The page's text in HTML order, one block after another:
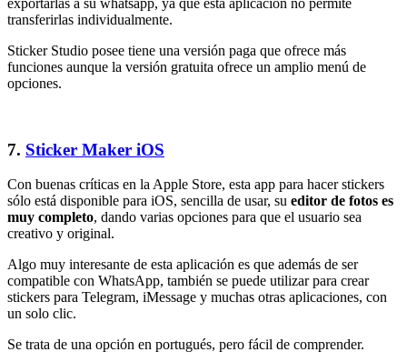
transferirlas individualmente.
Sticker Studio posee tiene una versión paga que ofrece más
funciones aunque la versión gratuita ofrece un amplio menú de
opciones.
7. Sticker Maker iOS
Con buenas críticas en la Apple Store, esta app para hacer stickers
sólo está disponible para iOS, sencilla de usar, su editor de fotos es
muy completo, dando varias opciones para que el usuario sea
creativo y original.
Algo muy interesante de esta aplicación es que además de ser
compatible con WhatsApp, también se puede utilizar para crear
stickers para Telegram, iMessage y muchas otras aplicaciones, con
un solo clic.
Se trata de una opción en portugués, pero fácil de comprender.